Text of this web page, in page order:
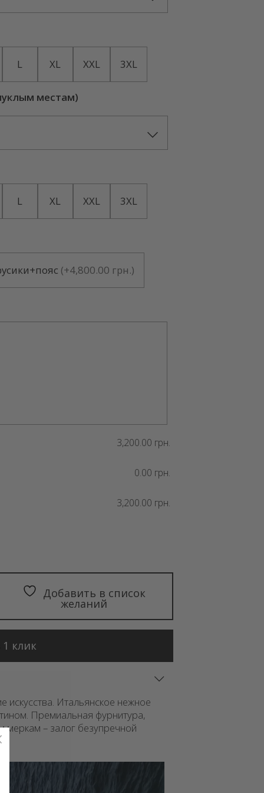
L XL XXL 3XL
местам)
L XL XXL 3XL
(+4,800.00 грн.)
3,200.00 грн.
0.00 грн.
3,200.00 грн.
Добавить в список
желаний
клик
искусства. Итальянское нежное
Премиальная фурнитура,
– залог безупречной